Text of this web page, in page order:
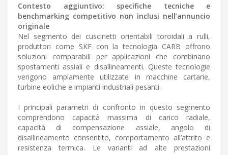
Contesto aggiuntivo: specifiche tecniche e
benchmarking competitivo non inclusi nell’annuncio
originale
Nel segmento dei cuscinetti orientabili toroidali a rulli,
produttori come SKF con la tecnologia CARB offrono
soluzioni comparabili per applicazioni che combinano
spostamenti assiali e disallineamenti. Queste tecnologie
vengono ampiamente utilizzate in macchine cartarie,
turbine eoliche e impianti industriali pesanti.
I principali parametri di confronto in questo segmento
comprendono capacità massima di carico radiale,
capacità di compensazione assiale, angolo di
disallineamento consentito, comportamento all’attrito e
resistenza termica. Le varianti ad alte prestazioni